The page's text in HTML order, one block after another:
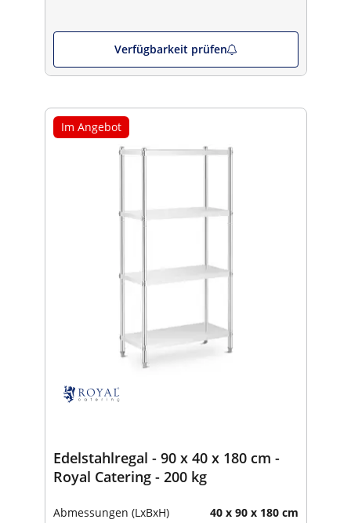
Verfügbarkeit prüfen
Im Angebot
Edelstahlregal - 90 x 40 x 180 cm -
Royal Catering - 200 kg
Abmessungen (LxBxH) 40 x 90 x 180 cm